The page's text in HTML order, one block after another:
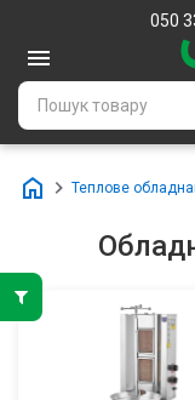
050
Теплове